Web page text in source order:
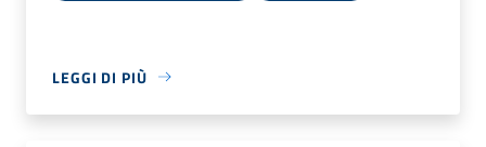
LEGGI DI PIÙ